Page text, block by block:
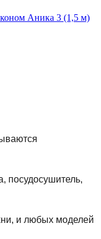
посудосушитель,
и любых моделей